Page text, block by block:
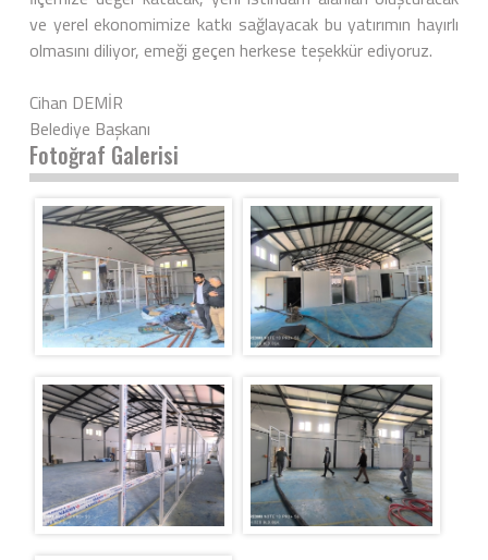
ve yerel ekonomimize katkı sağlayacak bu yatırımın hayırlı
olmasını diliyor, emeği geçen herkese teşekkür ediyoruz.
Cihan DEMİR
Belediye Başkanı
Fotoğraf Galerisi